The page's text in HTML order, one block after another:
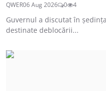
QWER06 Aug 2026 0 4
Guvernul a discutat în
destinate deblocării...